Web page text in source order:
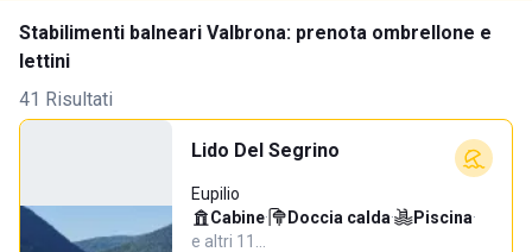
Stabilimenti balneari Valbrona: prenota ombrellone e
lettini
41 Risultati
Lido Del Segrino
Eupilio
Cabine· Doccia calda· Piscina·
e altri 11…